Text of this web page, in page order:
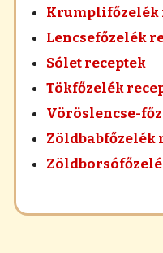
Krumplifőzelék
Lencsefőzelék
Sólet receptek
Tökfőzelék
Vöröslencse-
Zöldbabfőzelék